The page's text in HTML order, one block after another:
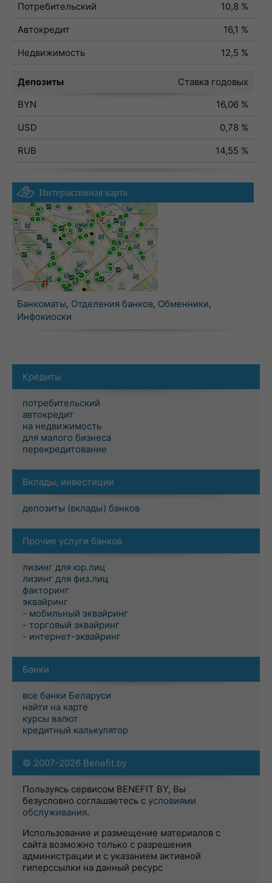
Потребительский
10,8 %
Автокредит
16,1 %
Недвижимость
12,5 %
Депозиты
Ставка годовых
BYN
16,06 %
USD
0,78 %
RUB
14,55 %
Интерактивная карта
Банкоматы, Отделения банков, Обменники,
Инфокиоски
Кредиты
потребительский
автокредит
на недвижимость
для малого бизнеса
перекредитование
Вклады, инвестиции
депозиты (вклады) банков
Прочие услуги банков
лизинг для юр.лиц
лизинг для физ.лиц
факторинг
эквайринг
- мобильный эквайринг
- торговый эквайринг
- интернет-эквайринг
Банки
все банки Беларуси
найти на карте
курсы валют
кредитный калькулятор
© 2007-2026 Benefit.by
Пользуясь сервисом BENEFIT BY, Вы
безусловно соглашаетесь с условиями
обслуживания.
Использование и размещение материалов с
сайта возможно только с разрешения
администрации и с указанием активной
гиперссылки на данный ресурс